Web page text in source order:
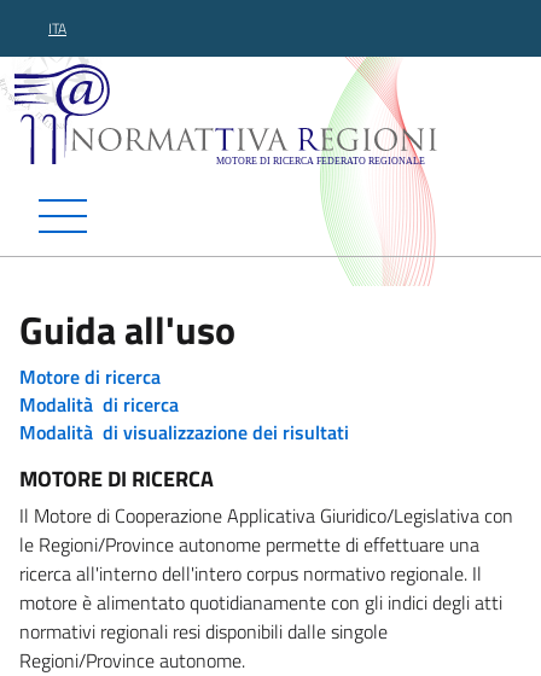
ITA
Normattiva Regioni -
Guida all'uso
Motore di ricerca
Modalità di ricerca
Modalità di visualizzazione dei risultati
MOTORE DI RICERCA
Il Motore di Cooperazione Applicativa Giuridico/Legislativa con
le Regioni/Province autonome permette di effettuare una
ricerca all'interno dell'intero corpus normativo regionale. Il
motore è alimentato quotidianamente con gli indici degli atti
normativi regionali resi disponibili dalle singole
Regioni/Province autonome.